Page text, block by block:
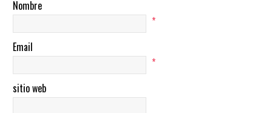
Nombre
*
Email
*
sitio web